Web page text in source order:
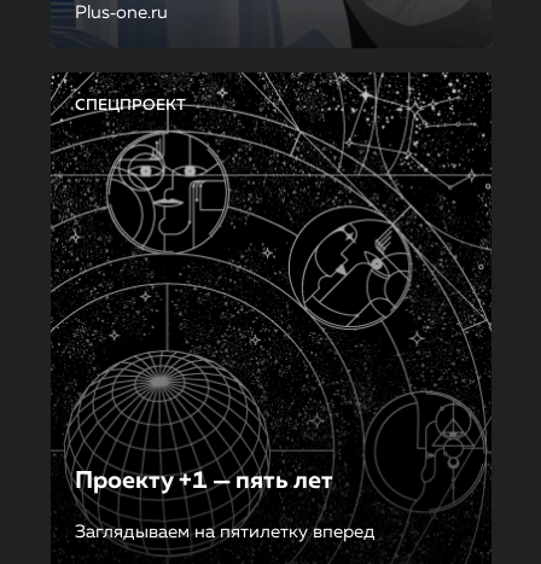
Plus‑one.ru
СПЕЦПРОЕКТ
Проекту +1 — пять лет
Заглядываем на пятилетку вперед